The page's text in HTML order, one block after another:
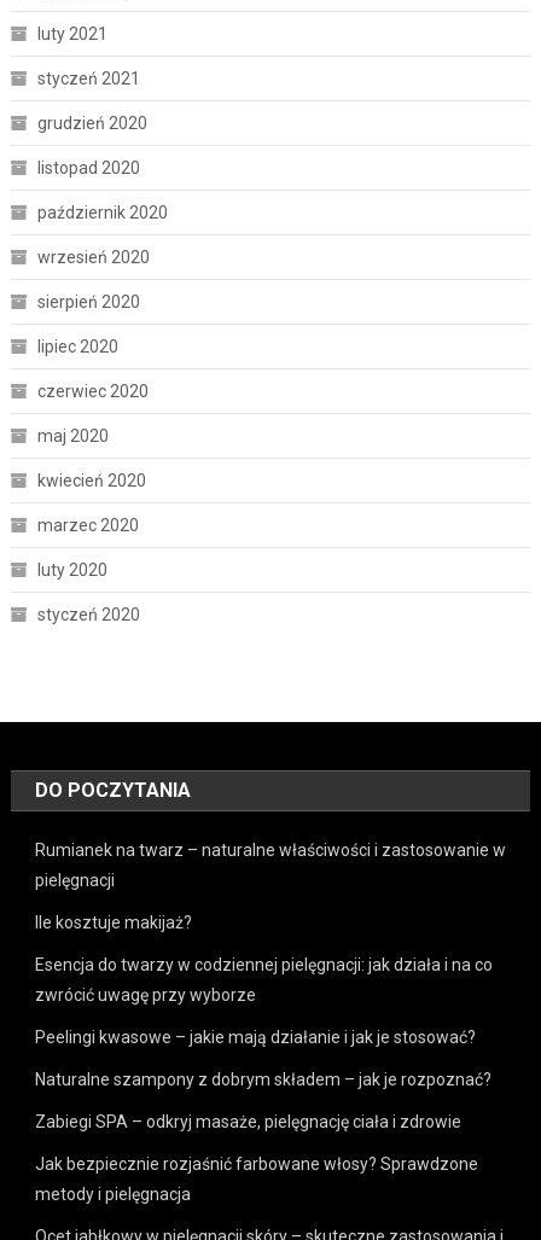
luty 2021
styczeń 2021
grudzień 2020
listopad 2020
październik 2020
wrzesień 2020
sierpień 2020
lipiec 2020
czerwiec 2020
maj 2020
kwiecień 2020
marzec 2020
luty 2020
styczeń 2020
DO POCZYTANIA
Rumianek na twarz – naturalne właściwości i zastosowanie w
pielęgnacji
Ile kosztuje makijaż?
Esencja do twarzy w codziennej pielęgnacji: jak działa i na co
zwrócić uwagę przy wyborze
Peelingi kwasowe – jakie mają działanie i jak je stosować?
Naturalne szampony z dobrym składem – jak je rozpoznać?
Zabiegi SPA – odkryj masaże, pielęgnację ciała i zdrowie
Jak bezpiecznie rozjaśnić farbowane włosy? Sprawdzone
metody i pielęgnacja